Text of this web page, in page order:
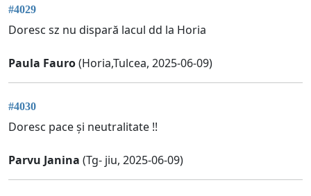
#4029
Doresc sz nu dispară lacul dd la Horia
Paula Fauro(Horia,Tulcea, 2025-06-09)
#4030
Doresc pace și neutralitate !!
Parvu Janina (Tg- jiu, 2025-06-09)